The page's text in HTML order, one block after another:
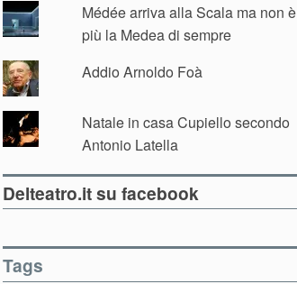
Médée arriva alla Scala ma non è
più la Medea di sempre
Addio Arnoldo Foà
Natale in casa Cupiello secondo
Antonio Latella
Delteatro.it su facebook
Tags